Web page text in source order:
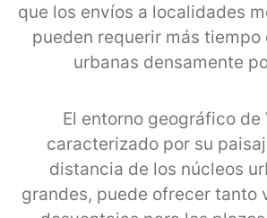
que los envíos a localidades
pueden requerir más tiempo
urbanas densamente
El entorno geográfico de
caracterizado por su
distancia de los núcleos
grandes, puede ofrecer tanto